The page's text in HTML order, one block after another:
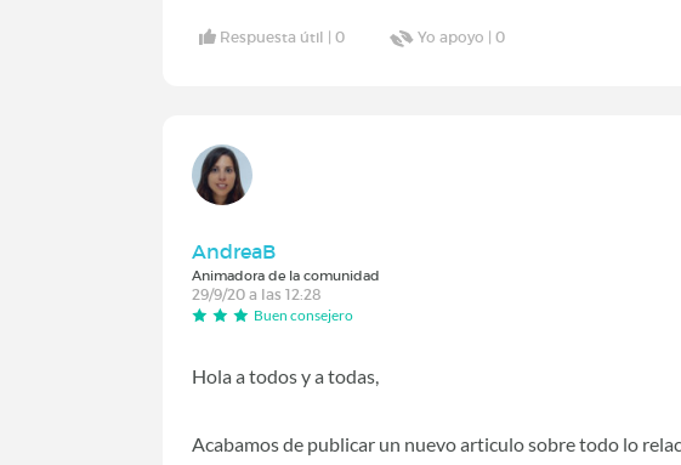
Respuesta útil |0 Yo apoyo |0
AndreaB
Animadora de la comunidad
29/9/20 a las 12:28
Buen consejero
Hola a todos y a todas,
Acabamos de publicar un nuevo articulo sobre todo lo